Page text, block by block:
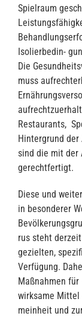
Spielraum
Isolierbedin-
Die
muss
Restaurants,
Hintergrund der
sind die mit der
gerechtfertigt.
Diese und
in besonderer
rus steht
gezielten,
Verfügung.
Maßnahmen
wirksame Mittel
meinheit und